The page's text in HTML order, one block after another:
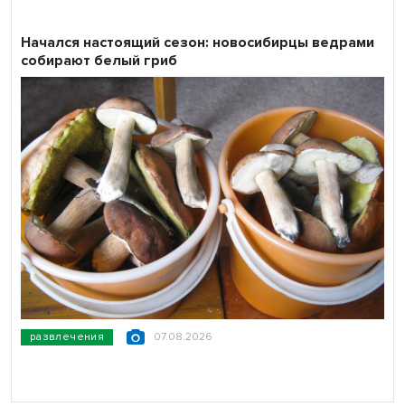
развлечения 07.08.2026
Начался настоящий сезон: новосибирцы ведрами
собирают белый гриб